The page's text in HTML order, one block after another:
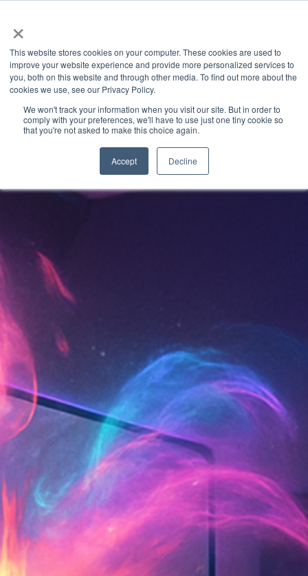
×
This website stores cookies on your computer. These cookies are used to
improve your website experience and provide more personalized services to
you, both on this website and through other media. To find out more about the
cookies we use, see our Privacy Policy.
We won't track your information when you visit our site. But in order to
comply with your preferences, we'll have to use just one tiny cookie so
that you're not asked to make this choice again.
Accept Decline
Granite River Labs Industry Insights» Latest Articles